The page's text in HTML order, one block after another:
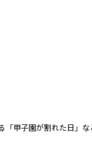
「甲子園が割れた日」